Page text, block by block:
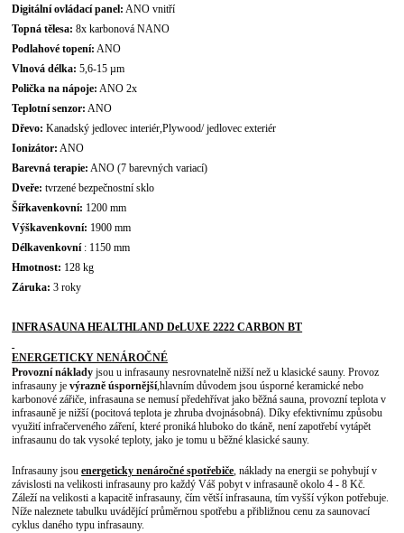
Digitální ovládací panel: ANO vnitří
Topná tělesa: 8x karbonová NANO
Podlahové topení: ANO
Vlnová délka: 5,6-15 µm
Polička na nápoje: ANO 2x
Teplotní senzor: ANO
Dřevo:Kanadský jedlovec interiér,Plywood/ jedlovec exteriér
Ionizátor: ANO
Barevná terapie: ANO (7 barevných variací)
Dveře: tvrzené bezpečnostní sklo
Šířkavenkovní: 1200 mm
Výškavenkovní: 1900 mm
Délkavenkovní: 1150 mm
Hmotnost: 128 kg
Záruka: 3 roky
INFRASAUNA HEALTHLAND DeLUXE 2222 CARBON BT
ENERGETICKY NENÁROČNÉ
Provozní náklady jsou u infrasauny nesrovnatelně nižší než u klasické sauny.Provoz
infrasauny jevýrazně úspornější,hlavním důvodem jsou úsporné keramické nebo
karbonové zářiče, infrasauna se nemusí předehřívat jako běžná sauna, provozní teplota v
infrasauně je nižší (pocitová teplota je zhruba dvojnásobná). Díky efektivnímu způsobu
využití infračerveného záření, které proniká hluboko do tkáně, není zapotřebí vytápět
infrasaunu do tak vysoké teploty, jako je tomu u běžné klasické sauny.
Infrasauny jsouenergeticky nenáročné spotřebiče, náklady na energii se pohybují v
závislosti na velikosti infrasauny pro každý Váš pobyt v infrasauně okolo 4 - 8 Kč.
Záleží na velikosti a kapacitě infrasauny, čím větší infrasauna, tím vyšší výkon potřebuje.
Níže naleznete tabulku uvádějící průměrnou spotřebu a přibližnou cenu za saunovací
cyklus daného typu infrasauny.